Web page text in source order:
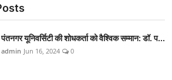
पंतनगर यूनिवर्सिटी की शोधकर्ता को वैश्विक सम्मान: डॉ. प...
admin Jun 16, 2024 0